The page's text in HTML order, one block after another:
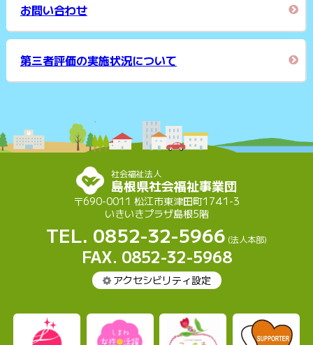
お問い合わせ
第三者評価の実施状況について
社会福祉法人
島根県社会福祉事業団
〒690-0011 松江市東津田町1741-3
いきいきプラザ島根5階
TEL. 0852-32-5966 (法人本部)
FAX. 0852-32-5968
アクセシビリティ設定